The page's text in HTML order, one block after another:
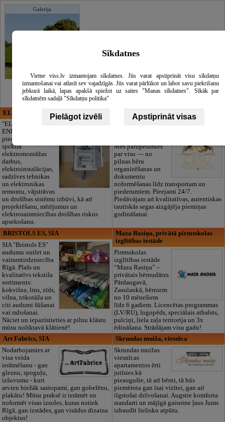
Galerija
ELECTRIC ENERGY
"ELECTRIC
ENERGY Kandava"
piedāvā pilna
spektra
elektromontāžas
darbus,
elektroinstalācijas,
sadzīves tehnikas
un elektronikas
remontu, vājstrāvas
un drošības sistēmu izbūvi, kā arī
projektēšanu, mērījumus un
elektrosaimniecības drošības riskus
apsekošanu.
CĒSU APBEDĪŠANAS
PAKALPOJUMI, SIA
Mēs parūpēsimies
par visu — no
pilnas bēru
organizēšanas un
dokumentu
noformēšanas līdz transportam un
piederumiem. Pieejami 24/7.
Piedāvājam arī kvalitatīvas, autentiskas
tautiskās segas aizgājēja piemiņas
godināšanai.
BRISTOLS ES, SIA
SIA "Bristols ES"
audumu outlet un
vairumtirdzniecība
Rīgā. Plašs un
kvalitatīvs tekstila
sortiments:
kokvilna, lins, zīds,
vilna, trikotāža un
citi audumi šūšanai
vai ražošanai.
Nāciet un iepazīstieties ar pilnu klāstu
mūsu noliktavā klātienē!
Maza Rasiņa, privātā pirmsskolas
izglītības iestāde
Pirmsskolas
izglītības iestāde
“Maza Rasiņa” –
privātais bērnudārzs
Pārdaugavā,
Zasulaukā, bērniem
no 10 mēnešiem
līdz 6 gadiem. Licencētas programmas
(LV/RU), logopēds, speciālais atbalsts,
pulciņi, liela zaļa teritorija un 3x
ēdināšana. Strādājam visu gadu!
Art Fabrics, SIA
Nodarbojamies ar
visa veida
ierāmēšanu - gan
gleznu, spoguļu,
izšuvumu - kuri
arvien biežāk sastopami, gan gobelēnu,
plakātu! Mūsu praksē ir ierāmēt un
noformēt visas izsoles, kuras notiek
Rīgā, gan izstādes, gan visādus dizaina
objektus!
Skrundas muiža, viesnīca
Skrundas muižas
viesnīcas
apartamentos ērti
jutīsies kā
pieaugušie, tā arī bērni, tā būs
piemērota gan īsai vizītei, gan arī
ilgstošai dzīvošanai. Augstie komforta
standarti un mājīgā gaisotne ļaus Jums
izbaudīt lielisku atpūtu.
Sīkdatnes
Vietne viss.lv izmantojam sīkdatnes. Jūs varat apstiprināt visu sīkdatņu
izmantošanai vai atlasīt sev vajadzīgās. Jūs varat pārlūkot un labot savu piekrišanu
jebkurā laikā, lapas apakšā spiežot uz saites "Manas sīkdatnes". Sīkāk par
sīkdatnēm sadaļā "Sīkdatņu politika"
Pielāgot izvēli Apstiprināt visas